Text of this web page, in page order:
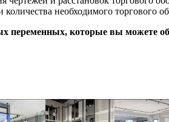
необходимого торгового
переменных, которые вы можете